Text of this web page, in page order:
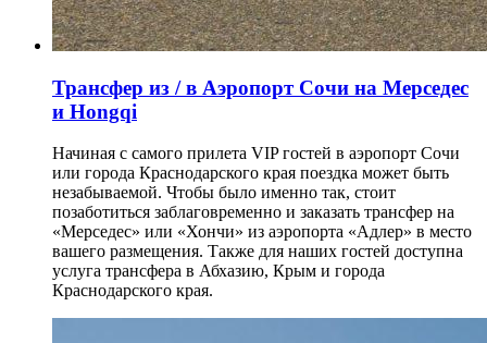
Трансфер из / в Аэропорт Сочи на Мерседес
и Hongqi
Начиная с самого прилета VIP гостей в аэропорт Сочи
или города Краснодарского края поездка может быть
незабываемой. Чтобы было именно так, стоит
позаботиться заблаговременно и заказать трансфер на
«Мерседес» или «Хончи» из аэропорта «Адлер» в место
вашего размещения. Также для наших гостей доступна
услуга трансфера в Абхазию, Крым и города
Краснодарского края.